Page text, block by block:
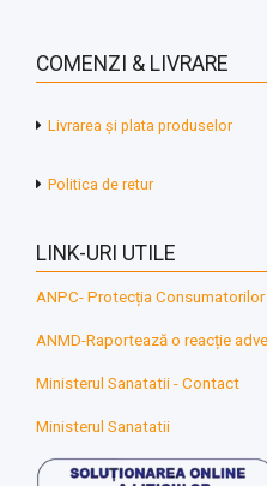
COMENZI & LIVRARE
Livrarea și plata produselor
Politica de retur
LINK-URI UTILE
ANPC- Protecția Consumatorilor
ANMD-Raportează o reacție
Ministerul Sanatatii - Contact
Ministerul Sanatatii